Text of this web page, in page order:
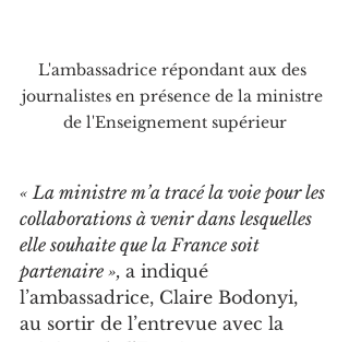
L'ambassadrice répondant aux des
journalistes en présence de la ministre
de l'Enseignement supérieur
« La ministre m’a tracé la voie pour les
collaborations à venir dans lesquelles
elle souhaite que la France soit
partenaire », a indiqué
l’ambassadrice, Claire Bodonyi,
au sortir de l’entrevue avec la